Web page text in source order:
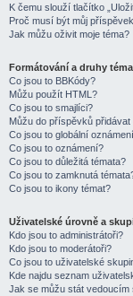
K čemu slouží tlačítko
Proč musí být můj
Jak můžu oživit moje téma?
Formátování a druhy
Co jsou to BBKódy?
Můžu použít HTML?
Co jsou to smajlíci?
Můžu do příspěvků
Co jsou to globální
Co jsou to oznámení?
Co jsou to důležitá témata?
Co jsou to zamknutá
Co jsou to ikony témat?
Uživatelské úrovně a
Kdo jsou to administrátoři?
Kdo jsou to moderátoři?
Co jsou to uživatelské
Kde najdu seznam
Jak se můžu stát vedoucím